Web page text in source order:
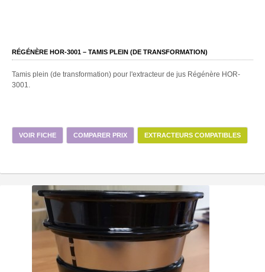
RÉGÉNÈRE HOR-3001 – TAMIS PLEIN (DE TRANSFORMATION)
Tamis plein (de transformation) pour l'extracteur de jus Régénère HOR-
3001.
VOIR FICHE COMPARER PRIX EXTRACTEURS COMPATIBLES